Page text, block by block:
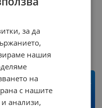
Арт.№: 47374
€ / 12.50
бр.
КУПИ
за да
нашия
на
с нашите
анализи,